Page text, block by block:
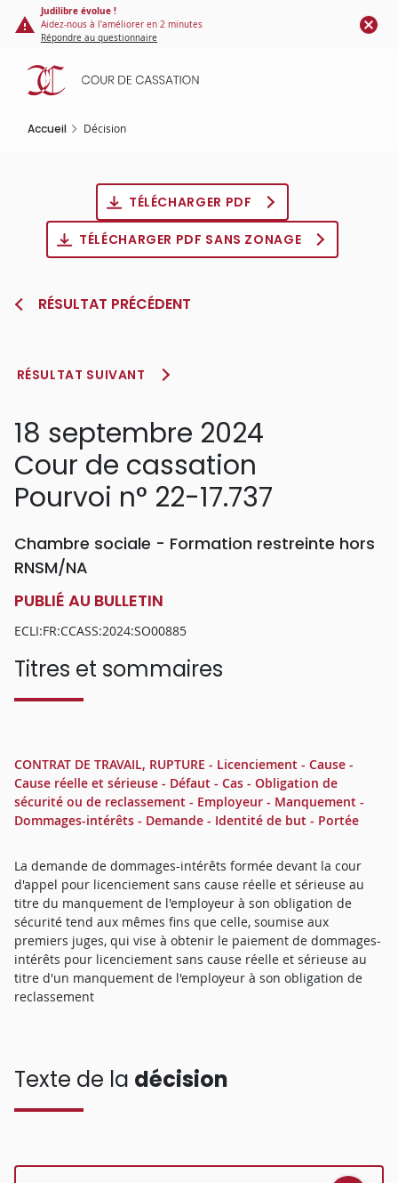
Panneau de gestion des cookies
contenu
principal
Judilibre évolue !
Aidez-nous à l'améliorer en 2 minutes
Répondre au questionnaire
Accueil Décision
TÉLÉCHARGER PDF
TÉLÉCHARGER PDF SANS ZONAGE
RÉSULTAT PRÉCÉDENT
RÉSULTAT SUIVANT
18 septembre 2024
Cour de cassation
Pourvoi n° 22-17.737
Chambre sociale - Formation restreinte hors
RNSM/NA
PUBLIÉ AU BULLETIN
ECLI:FR:CCASS:2024:SO00885
Titres et sommaires
CONTRAT DE TRAVAIL, RUPTURE - Licenciement - Cause -
Cause réelle et sérieuse - Défaut - Cas - Obligation de
sécurité ou de reclassement - Employeur - Manquement -
Dommages-intérêts - Demande - Identité de but - Portée
La demande de dommages-intérêts formée devant la cour
d'appel pour licenciement sans cause réelle et sérieuse au
titre du manquement de l'employeur à son obligation de
sécurité tend aux mêmes fins que celle, soumise aux
premiers juges, qui vise à obtenir le paiement de dommages-
intérêts pour licenciement sans cause réelle et sérieuse au
titre d'un manquement de l'employeur à son obligation de
reclassement
Texte de la décision